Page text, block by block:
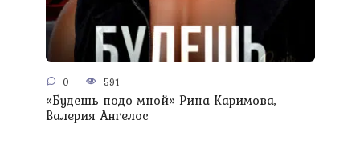
0 591
«Будешь подо мной» Рина Каримова,
Валерия Ангелос